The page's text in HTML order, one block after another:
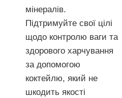
мінералів.
Підтримуйте свої цілі
щодо контролю ваги та
здорового харчування
за допомогою
коктейлю, який не
шкодить якості